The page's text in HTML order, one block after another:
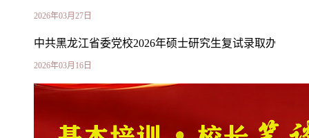
2026年03月27日
中共黑龙江省委党校2026年硕士研究生复试录取办法
2026年03月16日
中共黑龙江省委党校2026年硕士研究生招生考试初试
2026年02月27日